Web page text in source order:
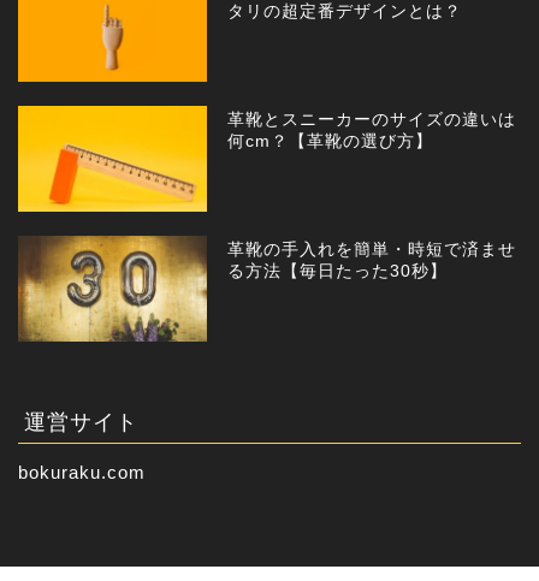
タリの超定番デザインとは？
革靴とスニーカーのサイズの違いは
何cm？【革靴の選び方】
革靴の手入れを簡単・時短で済ませ
る方法【毎日たった30秒】
運営サイト
bokuraku.com